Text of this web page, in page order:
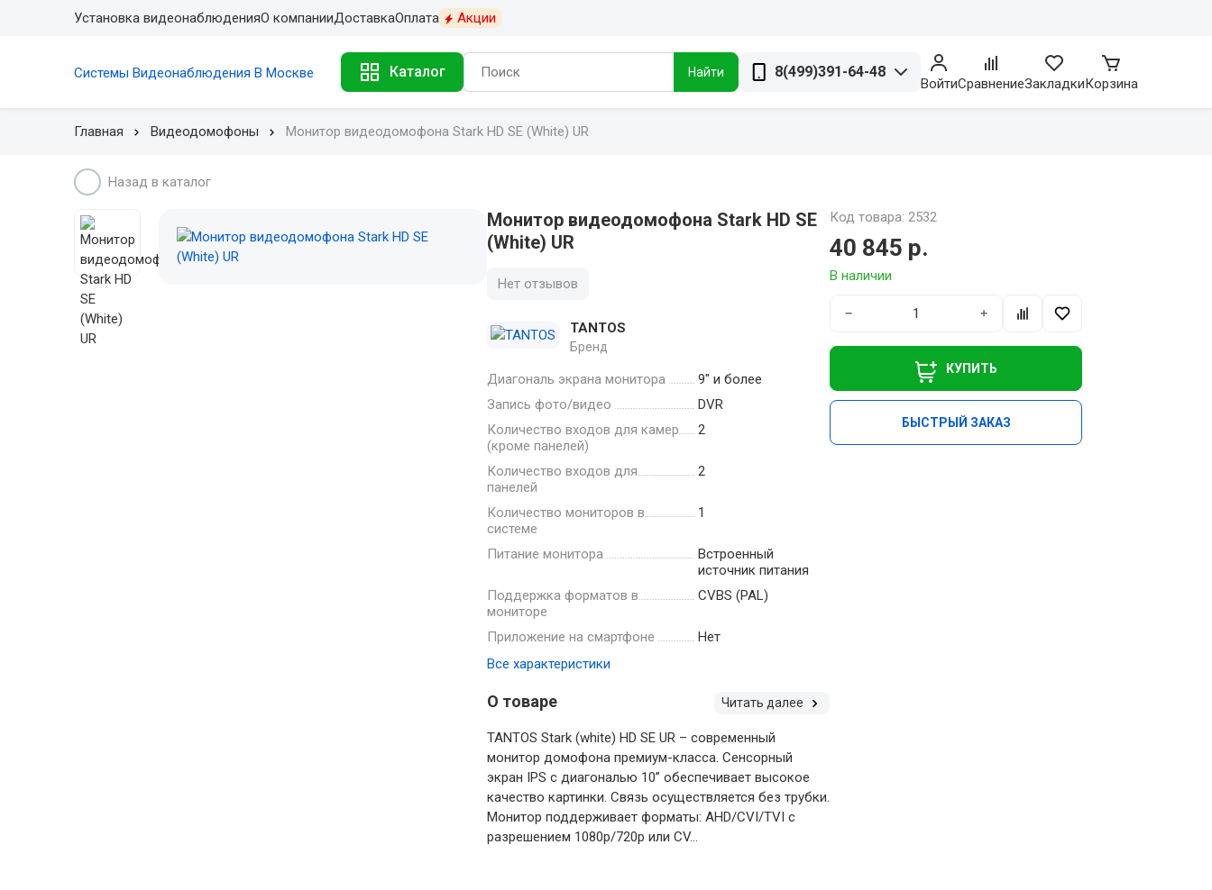
Установка видеонаблюденияО компанииДоставкаОплата Акции
Системы Видеонаблюдения В Москве Каталог Найти 8(499)391-64-48
ВойтиСравнениеЗакладкиКорзина
Главная Видеодомофоны Монитор видеодомофона Stark HD SE (White) UR
Назад в каталог
Монитор видеодомофона Stark HD SE
(White) UR
Нет отзывов
TANTOS
Бренд
Диагональ экрана монитора
9" и более
Запись фото/видео
DVR
Количество входов для камер
(кроме панелей)
2
Количество входов для
панелей
2
Количество мониторов в
системе
1
Питание монитора
Встроенный
источник питания
Поддержка форматов в
мониторе
CVBS (PAL)
Приложение на смартфоне
Нет
Все характеристики
О товаре Читать далее
TANTOS Stark (white) HD SE UR – современный
монитор домофона премиум-класса. Сенсорный
экран IPS с диагональю 10” обеспечивает высокое
качество картинки. Связь осуществляется без трубки.
Монитор поддерживает форматы: AHD/CVI/TVI с
разрешением 1080p/720p или CV...
Код товара: 2532
40 845 р.
В наличии
− +
КУПИТЬ
БЫСТРЫЙ ЗАКАЗ